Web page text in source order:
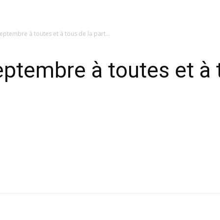
à toutes et à tous de la part...
à toutes et à